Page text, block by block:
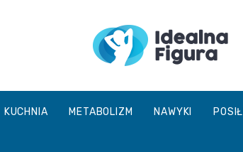
KUCHNIA METABOLIZM NAWYKI